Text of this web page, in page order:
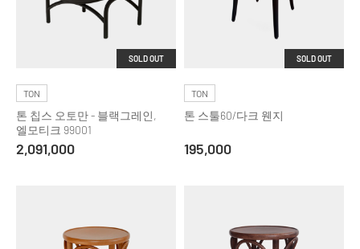
SOLD OUT
TON
톤 칩스 오토만 - 블랙그레인,
엘모티크 99001
2,091,000
SOLD OUT
TON
톤 스툴60/다크 웬지
195,000